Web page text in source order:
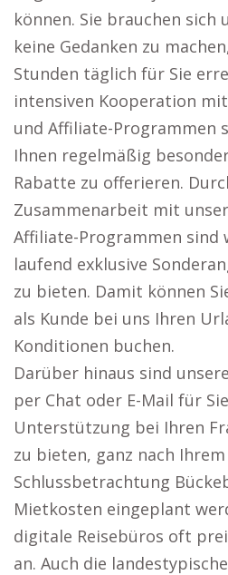
können. Sie brauchen sich
keine Gedanken zu
Stunden täglich für Sie
intensiven Kooperation
und Affiliate-Programmen
Ihnen regelmäßig
Rabatte zu offerieren.
Zusammenarbeit mit
Affiliate-Programmen sind
laufend exklusive
zu bieten. Damit können
als Kunde bei uns Ihren
Konditionen buchen.
Darüber hinaus sind
per Chat oder E-Mail für
Unterstützung bei Ihren
zu bieten, ganz nach
Schlussbetrachtung
Mietkosten eingeplant
digitale Reisebüros oft
an. Auch die